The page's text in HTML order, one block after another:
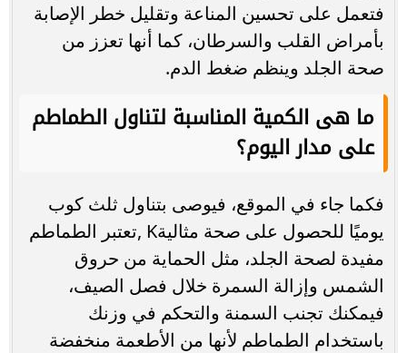
فتعمل على تحسين المناعة وتقليل خطر الإصابة
بأمراض القلب والسرطان، كما أنها تعزز من
صحة الجلد وينظم ضغط الدم.
ما هى الكمية المناسبة لتناول الطماطم
على مدار اليوم؟
فكما جاء في الموقع، فيوصى بتناول ثلث كوب
يوميًا للحصول على صحة مثاليةK ,تعتبر الطماطم
مفيدة لصحة الجلد، مثل الحماية من حروق
الشمس وإزالة السمرة خلال فصل الصيف،
فيمكنك تجنب السمنة والتحكم في وزنك
باستخدام الطماطم لأنها من الأطعمة منخفضة